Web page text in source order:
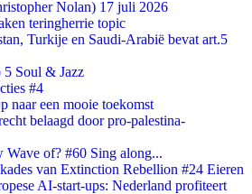
Nolan) 17 juli 2026
teringherrie topic
Turkije en Saudi-Arabië bevat art.5
5 Soul & Jazz
#4
naar een mooie toekomst
belaagd door pro-palestina-
Wave of? #60 Sing along...
van Extinction Rebellion #24 Eieren
AI-start-ups: Nederland profiteert